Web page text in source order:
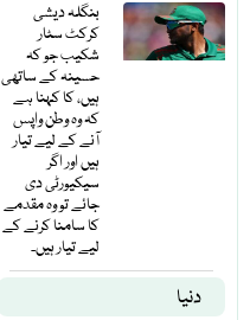
بنگلہ دیشی
کرکٹ سٹار
شکیب جو کہ
حسینہ کے ساتھی
ہیں، کا کہنا ہے
کہ وہ وطن واپس
آنے کے لیے تیار
ہیں اور اگر
سیکیورٹی دی
جائے تو وہ مقدمے
کا سامنا کرنے کے
لیے تیار ہیں۔
دنیا